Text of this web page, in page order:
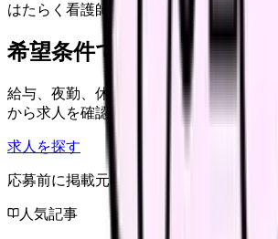
はたらく看護師さん 求人
希望条件で看護師求人を探
給与、夜勤、休み、ブランクなど、この
から求人を確認できます。
求人を探す
応募前に掲載元の最新情報を確認してく
人気記事